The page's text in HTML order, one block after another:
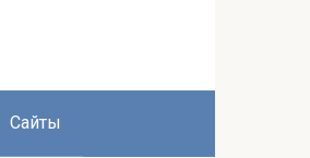
Сайты